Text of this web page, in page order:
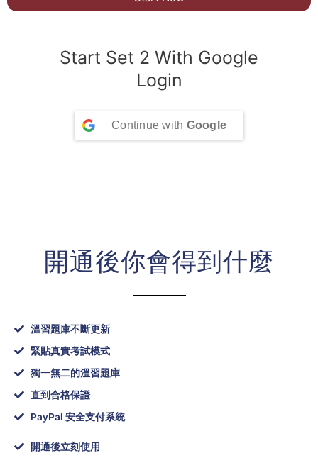
Start Set 2 With Google
Login
Continue with Google
開通後你會得到什麼
溫習題庫不斷更新
緊貼真實考試模式
獨一無二的溫習題庫
直到合格保證
PayPal 安全支付系統
開通後立刻使用